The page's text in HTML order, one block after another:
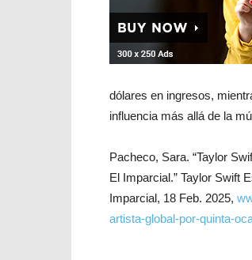
dólares en ingresos,
influencia más allá de la
Pacheco, Sara. “Taylor
El Imparcial.” Taylor Swift
Imparcial, 18 Feb. 2025,
artista-global-por-quinta-